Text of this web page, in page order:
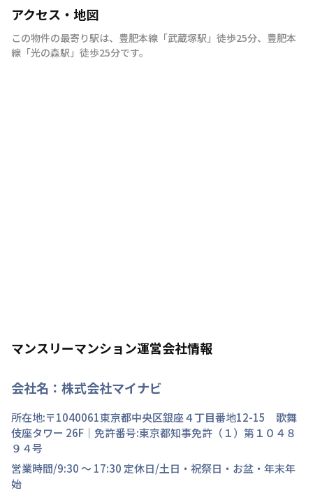
アクセス・地図
この物件の最寄り駅は、 豊肥本線 「武蔵塚駅 」 徒歩25分、 豊肥本
線 「光の森駅 」 徒歩25分です。
マンスリーマンション運営会社情報
会社名： 株式会社マイナビ
所在地:〒1040061東京都中央区銀座４丁目番地12-15 歌舞
伎座タワー 26F ｜免許番号:東京都知事免許（１）第１０４８
９４号
営業時間/9:30 ～ 17:30 定休日/土日・祝祭日・お盆・年末年
始